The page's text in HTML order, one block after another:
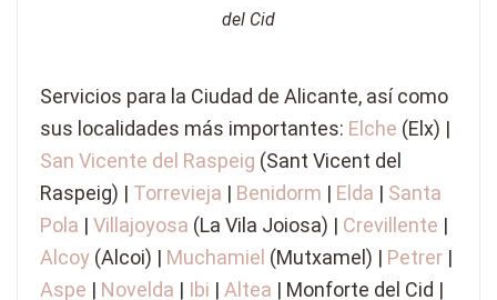
del Cid
Servicios para la Ciudad de Alicante, así como
sus localidades más importantes: Elche (Elx) |
San Vicente del Raspeig (Sant Vicent del
Raspeig) | Torrevieja | Benidorm | Elda | Santa
Pola | Villajoyosa (La Vila Joiosa) | Crevillente |
Alcoy (Alcoi) | Muchamiel (Mutxamel) | Petrer |
Aspe | Novelda | Ibi | Altea | Monforte del Cid |